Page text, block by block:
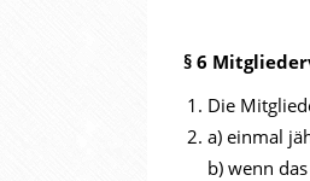
§ 6
Die
a) einmal
b) wenn